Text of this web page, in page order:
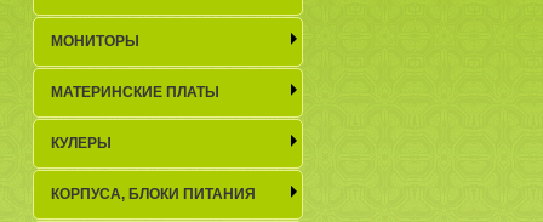
МОНИТОРЫ
МАТЕРИНСКИЕ ПЛАТЫ
КУЛЕРЫ
КОРПУСА, БЛОКИ ПИТАНИЯ